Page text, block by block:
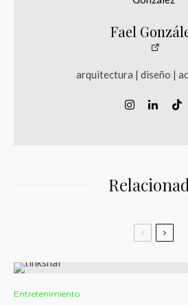
Fael
arquitectura | diseño |
Entretenimiento